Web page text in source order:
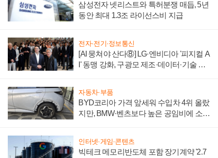
삼성전자 넷리스트와 특허분쟁 매듭, 5년
동안 최대 1.3조 라이선스비 지급
전자·전기·정보통신
[AI 뭉쳐야 산다⑧] LG·엔비디아 '피지컬 A
I' 동맹 강화, 구광모 제조·데이터·기술 결
자동차·부품
BYD코리아 가격 앞세워 수입차 4위 올랐
지만, BMW·벤츠보다 높은 공임비에 소비
인터넷·게임·콘텐츠
빅테크 메모리반도체 포함 장기계약 '2.7